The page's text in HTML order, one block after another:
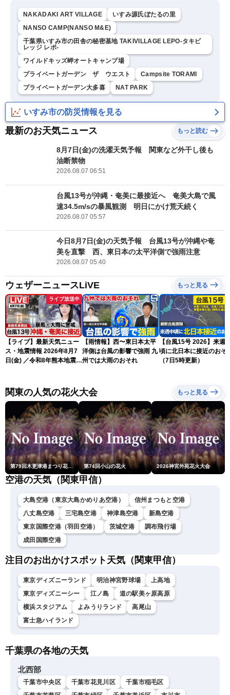
NAKADAKI ART VILLAGE
いすみ源氏ぼたるの里
NANSO CAMP(NANSO M&E)
千葉県いすみ市の田舎の秘密基地 TAKIVILLAGE LEPO-タキビ
レッジ レポ-
ワイルドキッズ岬オートキャンプ場
プライベートガーデン ザ ウエスト
Campsite TORAMI
プライベートガーデン大多喜
NAT PARK
いすみ市の防災情報を見る
最新のお天気ニュース もっと読む
8月7日(金)の洗濯天気予報 関東など外干し後も
油断禁物
2026.08.07 06:51
台風13号が沖縄・奄美に最接近へ 奄美大島で風
速34.5m/sの暴風観測 明日にかけ荒天続く
2026.08.07 05:57
今日8月7日(金)の天気予報 台風13号が沖縄や奄
美を直撃 西、東日本の太平洋側で強雨注意
2026.08.07 05:40
ウェザーニュースLiVE もっと見る
ライブ放送中
【ライブ】最新天気ニュー
ス・地震情報 2026年8月7
日(金) ／令和8年熊本地震情
央・江川清音／有賀哲夫〉
【雨情報】西〜東日本太平
洋側は台風の影響で強雨 九
州では大雨のおそれ
【台風15号 2026】来週
頃に北日本に接近のおそ
（7日5時更新）
関東の人気の花火大会 もっと見る
第79回木更津港まつり花火大会 第74回小山の花火 2026神宮外苑花火大会
空港の天気（関東甲信）
大島空港（東京大島かめりあ空港）
信州まつもと空港
八丈島空港
三宅島空港 神津島空港
新島空港
東京国際空港（羽田空港）
茨城空港
調布飛行場
成田国際空港
注目のお出かけスポット天気（関東甲信）
東京ディズニーランド 明治神宮野球場
上高地
東京ディズニーシー
江ノ島
道の駅美ヶ原高原
横浜スタジアム
よみうりランド
高尾山
富士急ハイランド
千葉県の各地の天気
北西部
千葉市中央区 千葉市花見川区
千葉市稲毛区